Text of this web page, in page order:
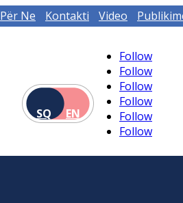
Për Ne Kontakti Video
SQ
EN
Follow
Follow
Follow
Follow
Follow
Follow